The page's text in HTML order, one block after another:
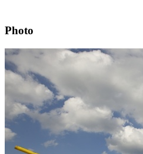
Photo